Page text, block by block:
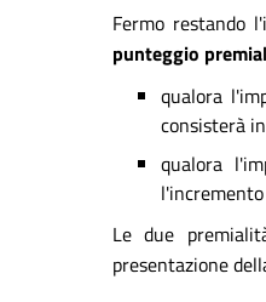
Fermo restando
punteggio
qualora
consisterà
qualora
Le due
presentazione